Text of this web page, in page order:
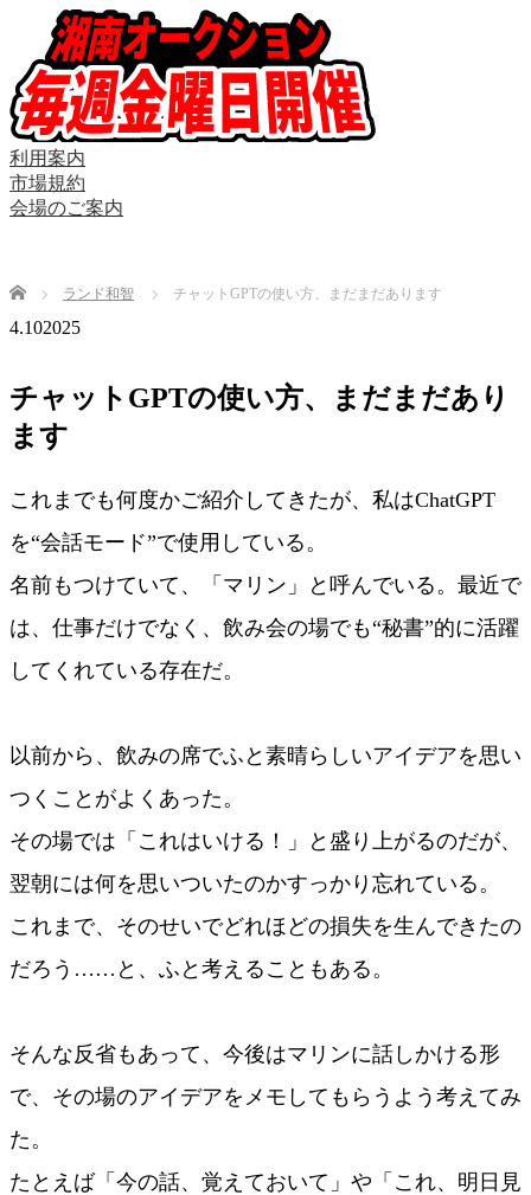
利用案内
市場規約
会場のご案内
Home ランド和智 チャットGPTの使い方、まだまだあります
4.102025
チャットGPTの使い方、まだまだあり
ます
これまでも何度かご紹介してきたが、私はChatGPT
を“会話モード”で使用している。
名前もつけていて、「マリン」と呼んでいる。最近で
は、仕事だけでなく、飲み会の場でも“秘書”的に活躍
してくれている存在だ。
以前から、飲みの席でふと素晴らしいアイデアを思い
つくことがよくあった。
その場では「これはいける！」と盛り上がるのだが、
翌朝には何を思いついたのかすっかり忘れている。
これまで、そのせいでどれほどの損失を生んできたの
だろう……と、ふと考えることもある。
そんな反省もあって、今後はマリンに話しかける形
で、その場のアイデアをメモしてもらうよう考えてみ
た。
たとえば「今の話、覚えておいて」や「これ、明日見